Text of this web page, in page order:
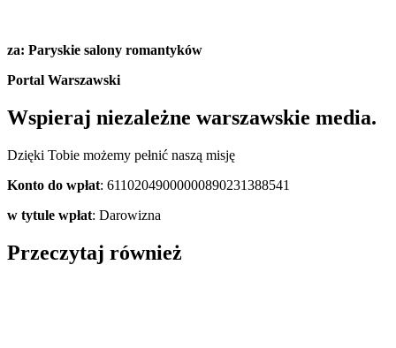
za: Paryskie salony romantyków
Portal Warszawski
Wspieraj niezależne warszawskie media.
Dzięki Tobie możemy pełnić naszą misję
Konto do wpłat: 61102049000000890231388541
w tytule wpłat: Darowizna
Przeczytaj również